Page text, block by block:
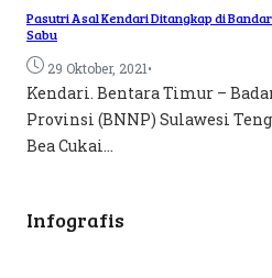
Pasutri Asal Kendari Ditangkap di
Sabu
29 Oktober, 2021•
Kendari. Bentara Timur –
Provinsi (BNNP) Sulawesi
Bea Cukai...
Infografis